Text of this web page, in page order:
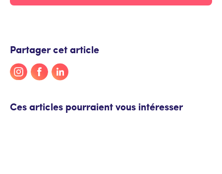
Partager cet article
Ces articles pourraient vous intéresser